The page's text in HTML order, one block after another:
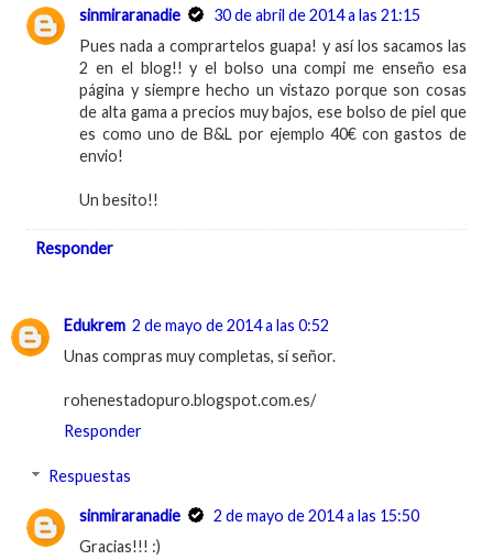
sinmiraranadie
30 de abril de 2014 a las 21:15
Pues nada a comprartelos guapa! y así los sacamos las
2 en el blog!! y el bolso una compi me enseño esa
página y siempre hecho un vistazo porque son cosas
de alta gama a precios muy bajos, ese bolso de piel que
es como uno de B&L por ejemplo 40€ con gastos de
envio!
Un besito!!
Responder
Edukrem 2 de mayo de 2014 a las 0:52
Unas compras muy completas, sí señor.
rohenestadopuro.blogspot.com.es/
Responder
Respuestas
sinmiraranadie
2 de mayo de 2014 a las 15:50
Gracias!!! :)